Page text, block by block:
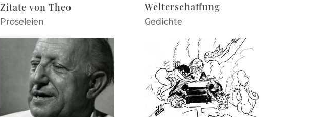
Zitate von Theo
Prose­leien
Welterschaffung
Gedichte